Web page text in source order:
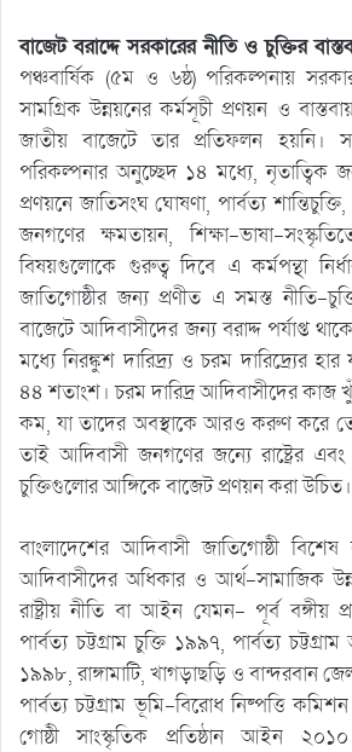
বাজেট বরাদ্দে সরকারের নীতি ও চুক্তির
পঞ্চবার্ষিক (৫ম ও ৬ষ্ঠ) পরিকল্পনায়
সামগ্রিক উন্নয়নের কর্মসূচী প্রণয়ন ও
জাতীয় বাজেটে তার প্রতিফলন হয়নি।
পরিকল্পনার অনুচ্ছেদ ১৪ মধ্যে, নৃতাত্বিক
প্রণয়নে জাতিসংঘ ঘোষণা, পার্বত্য
জনগণের ক্ষমতায়ন, শিক্ষা-ভাষা-
বিষয়গুলোকে গুরুত্ব দিবে এ কর্মপন্থা
জাতিগোষ্ঠীর জন্য প্রণীত এ সমস্ত নীতি-
বাজেটে আদিবাসীদের জন্য বরাদ্দ পর্যাপ্ত
মধ্যে নিরঙ্কুশ দারিদ্র্য ও চরম দারিদ্র্যের
৪৪ শতাংশ। চরম দারিদ্র আদিবাসীদের কাজ
কম, যা তাদের অবস্থাকে আরও করুণ করে
তাই আদিবাসী জনগণের জন্যে রাষ্ট্রের
চুক্তিগুলোর আঙ্গিকে বাজেট প্রণয়ন করা উচিত।
বাংলাদেশের আদিবাসী জাতিগোষ্ঠী বিশেষ
আদিবাসীদের অধিকার ও আর্থ-সামাজিক
রাষ্ট্রীয় নীতি বা আইন যেমন- পূর্ব
পার্বত্য চট্টগ্রাম চুক্তি ১৯৯৭, পার্বত্য
১৯৯৮, রাঙ্গামাটি, খাগড়াছড়ি ও বান্দরবান
পার্বত্য চট্টগ্রাম ভূমি-বিরোধ নিষ্পত্তি
গোষ্ঠী সাংস্কৃতিক প্রতিষ্ঠান আইন